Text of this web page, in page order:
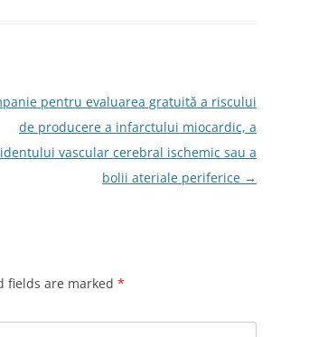
pentru evaluarea gratuită a riscului
de producere a infarctului miocardic, a
vascular cerebral ischemic sau a
bolii ateriale periferice →
fields are marked *